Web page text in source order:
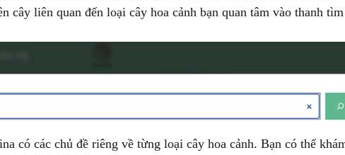
cây liên quan đến loại cây hoa cảnh bạn quan tâm vào thanh
có các chủ đề riêng về từng loại cây hoa cảnh. Bạn có thể